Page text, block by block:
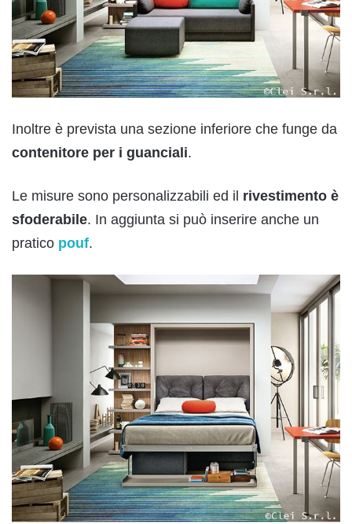
Inoltre è prevista una sezione inferiore che funge da
contenitore per i guanciali.
Le misure sono personalizzabili ed il rivestimento è
sfoderabile. In aggiunta si può inserire anche un
pratico pouf.